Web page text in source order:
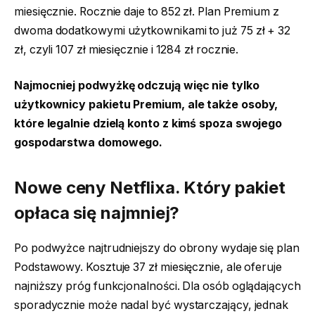
miesięcznie. Rocznie daje to 852 zł. Plan Premium z
dwoma dodatkowymi użytkownikami to już 75 zł + 32
zł, czyli 107 zł miesięcznie i 1284 zł rocznie.
Najmocniej podwyżkę odczują więc nie tylko
użytkownicy pakietu Premium, ale także osoby,
które legalnie dzielą konto z kimś spoza swojego
gospodarstwa domowego.
Nowe ceny Netflixa. Który pakiet
opłaca się najmniej?
Po podwyżce najtrudniejszy do obrony wydaje się plan
Podstawowy. Kosztuje 37 zł miesięcznie, ale oferuje
najniższy próg funkcjonalności. Dla osób oglądających
sporadycznie może nadal być wystarczający, jednak